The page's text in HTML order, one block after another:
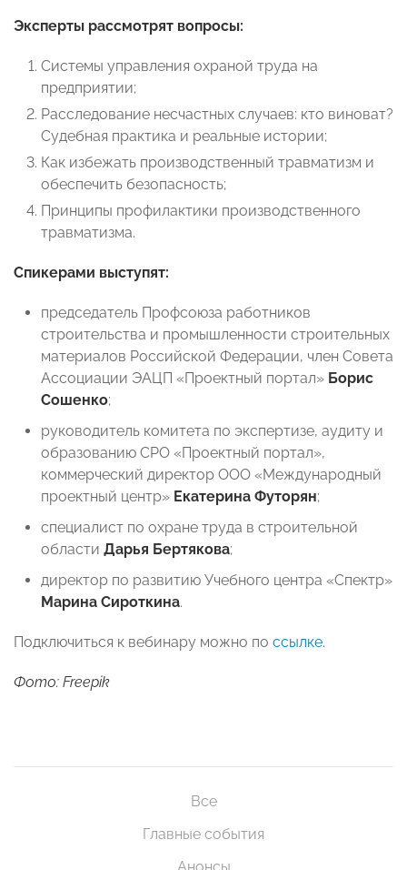
Эксперты рассмотрят вопросы:
Системы управления охраной труда на
предприятии;
Расследование несчастных случаев: кто виноват?
Судебная практика и реальные истории;
Как избежать производственный травматизм и
обеспечить безопасность;
Принципы профилактики производственного
травматизма.
Спикерами выступят:
председатель Профсоюза работников
строительства и промышленности строительных
материалов Российской Федерации, член Совета
Ассоциации ЭАЦП «Проектный портал» Борис
Сошенко;
руководитель комитета по экспертизе, аудиту и
образованию СРО «Проектный портал»,
коммерческий директор ООО «Международный
проектный центр» Екатерина Футорян;
специалист по охране труда в строительной
области Дарья Бертякова;
директор по развитию Учебного центра «Спектр»
Марина Сироткина.
Подключиться к вебинару можно по ссылке.
Фото: Freepik
Все
Главные события